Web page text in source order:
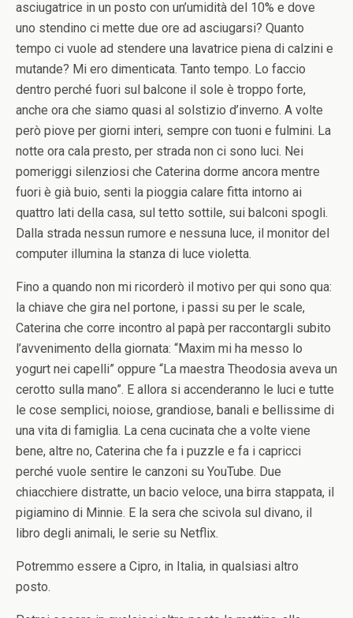
asciugatrice in un posto con un’umidità del 10% e dove
uno stendino ci mette due ore ad asciugarsi? Quanto
tempo ci vuole ad stendere una lavatrice piena di calzini e
mutande? Mi ero dimenticata. Tanto tempo. Lo faccio
dentro perché fuori sul balcone il sole è troppo forte,
anche ora che siamo quasi al solstizio d’inverno. A volte
però piove per giorni interi, sempre con tuoni e fulmini. La
notte ora cala presto, per strada non ci sono luci. Nei
pomeriggi silenziosi che Caterina dorme ancora mentre
fuori è già buio, senti la pioggia calare fitta intorno ai
quattro lati della casa, sul tetto sottile, sui balconi spogli.
Dalla strada nessun rumore e nessuna luce, il monitor del
computer illumina la stanza di luce violetta.
Fino a quando non mi ricorderò il motivo per qui sono qua:
la chiave che gira nel portone, i passi su per le scale,
Caterina che corre incontro al papà per raccontargli subito
l’avvenimento della giornata: “Maxim mi ha messo lo
yogurt nei capelli” oppure “La maestra Theodosia aveva un
cerotto sulla mano”. E allora si accenderanno le luci e tutte
le cose semplici, noiose, grandiose, banali e bellissime di
una vita di famiglia. La cena cucinata che a volte viene
bene, altre no, Caterina che fa i puzzle e fa i capricci
perché vuole sentire le canzoni su YouTube. Due
chiacchiere distratte, un bacio veloce, una birra stappata, il
pigiamino di Minnie. E la sera che scivola sul divano, il
libro degli animali, le serie su Netflix.
Potremmo essere a Cipro, in Italia, in qualsiasi altro
posto.